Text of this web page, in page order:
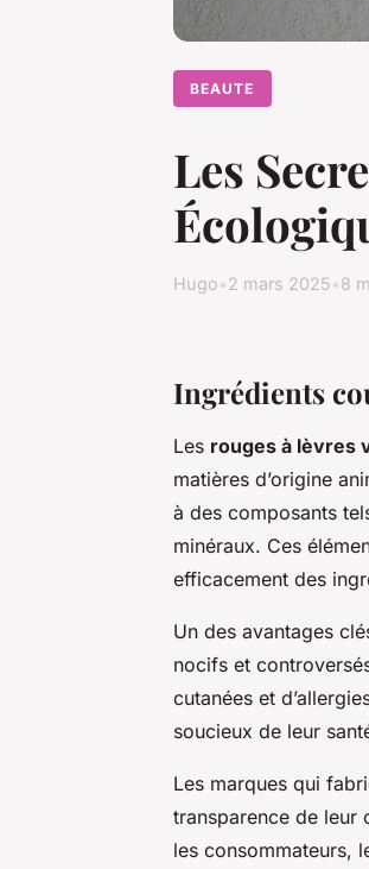
BEAUTE
Les
Hugo•2 mars 2025•8
Ingrédients
Les rouges à lèvres
matières d’origine
à des composants
minéraux. Ces
efficacement des
Un des avantages
nocifs et
cutanées et
soucieux de leur
Les marques qui
transparence de leur
les consommateurs,